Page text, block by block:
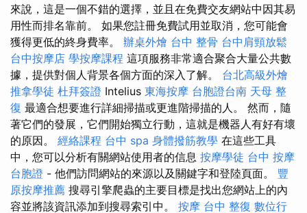
來說，這是一個不錯的選擇，並且在免費交友網站中因其易
用性而排名靠前。 如果您註冊免費試用並取消，您可能會
獲得更低的終身費率。 辦桌外燴 台中 整骨 台中肩頸放鬆
台中按摩店 學按摩課程 這項服務非常適合聚合大量公共數
據，提供對個人背景各個方面的深入了解。 台北高級外燴
推拿學徒 杜拜簽證 Intelius 東海按摩 台胞證台南 天母 整
復 最適合想要進行詳細掃描或更進階掃描的人。 然而，隨
著它們的發展，它們開始獨立行動，這就是機器人有好有壞
的原因。 經絡課程 台中 spa 身體撥筋教學 在這些工具
中，您可以分析有關網站使用者的信息 按摩學徒 台中 按摩
台胞證 - 他們訪問網站的來源以及關鍵字和登陸頁面。 豐
原按摩推薦 搜尋引擎爬蟲的主要目標是找出您網站上的內
容並將該資訊添加到搜尋索引中。 按摩 台中 整復 數位行